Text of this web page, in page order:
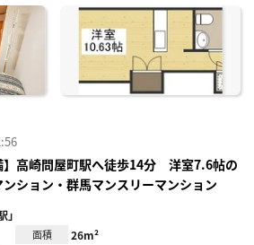
に入
り登
】高崎問屋町駅へ徒歩14分 洋室7.6帖の
ション・群馬マンスリーマンション
」
面積 26m²